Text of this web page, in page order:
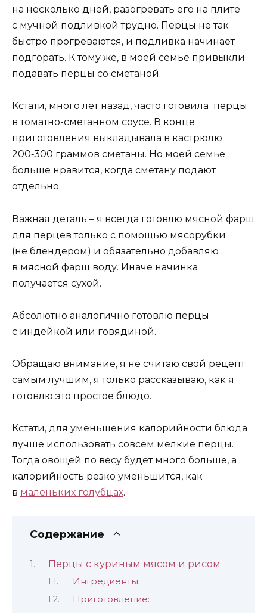
на несколько дней, разогревать его на плите
с мучной подливкой трудно. Перцы не так
быстро прогреваются, и подливка начинает
подгорать. К тому же, в моей семье привыкли
подавать перцы со сметаной.
Кстати, много лет назад, часто готовила перцы
в томатно-сметанном соусе. В конце
приготовления выкладывала в кастрюлю
200‑300 граммов сметаны. Но моей семье
больше нравится, когда сметану подают
отдельно.
Важная деталь – я всегда готовлю мясной фарш
для перцев только с помощью мясорубки
(не блендером) и обязательно добавляю
в мясной фарш воду. Иначе начинка
получается сухой.
Абсолютно аналогично готовлю перцы
с индейкой или говядиной.
Обращаю внимание, я не считаю свой рецепт
самым лучшим, я только рассказываю, как я
готовлю это простое блюдо.
Кстати, для уменьшения калорийности блюда
лучше использовать совсем мелкие перцы.
Тогда овощей по весу будет много больше, а
калорийность резко уменьшится, как
в маленьких голубцах.
Содержание
Перцы с куриным мясом и рисом
Ингредиенты:
Приготовление: